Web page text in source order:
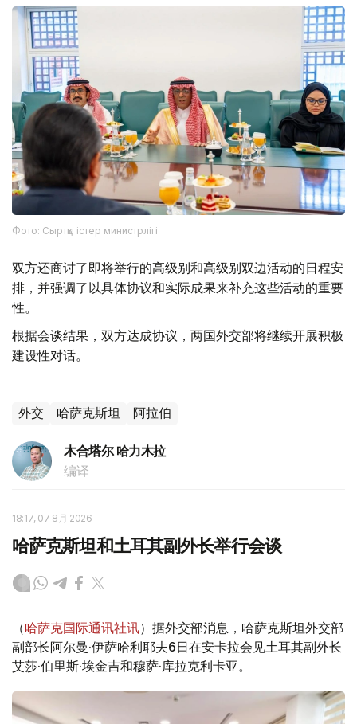
Фото: Сыртқы істер министрлігі
双方还商讨了即将举行的高级别和高级别双边活动的日程安
排，并强调了以具体协议和实际成果来补充这些活动的重要
性。
根据会谈结果，双方达成协议，两国外交部将继续开展积极
建设性对话。
外交 哈萨克斯坦 阿拉伯
木合塔尔 哈力木拉
编译
18:17, 07 8月 2026
哈萨克斯坦和土耳其副外长举行会谈
（哈萨克国际通讯社讯）据外交部消息，哈萨克斯坦外交部
副部长阿尔曼·伊萨哈利耶夫6日在安卡拉会见土耳其副外长
艾莎·伯里斯·埃金吉和穆萨·库拉克利卡亚。